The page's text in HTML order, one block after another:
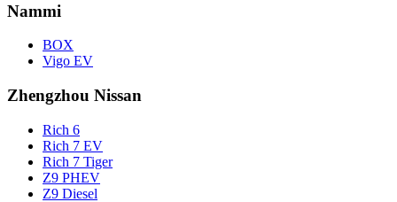
Nammi
BOX
Vigo EV
Zhengzhou Nissan
Rich 6
Rich 7 EV
Rich 7 Tiger
Z9 PHEV
Z9 Diesel